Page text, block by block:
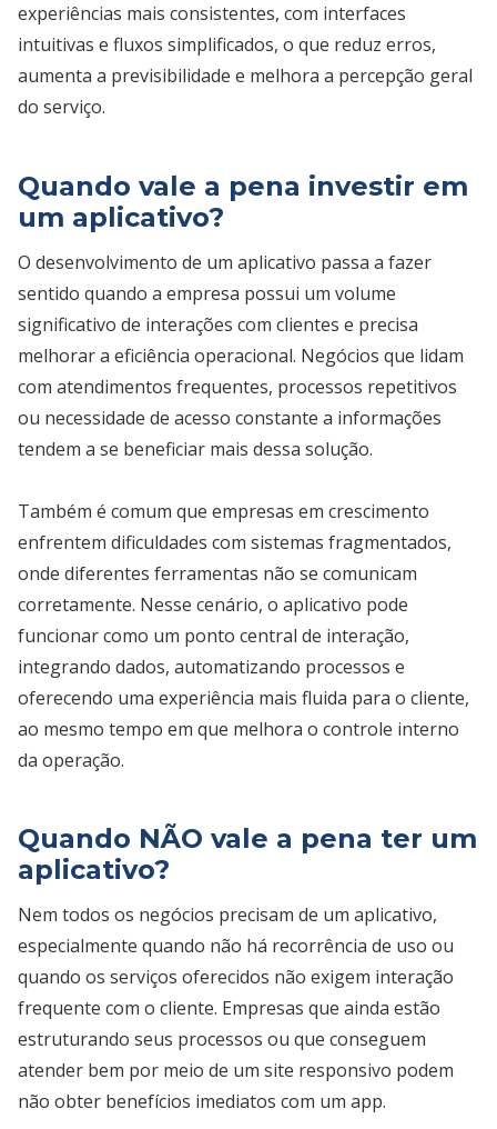
experiências mais consistentes, com interfaces
intuitivas e fluxos simplificados, o que reduz erros,
aumenta a previsibilidade e melhora a percepção geral
do serviço.
Quando vale a pena investir em
um aplicativo?
O desenvolvimento de um aplicativo passa a fazer
sentido quando a empresa possui um volume
significativo de interações com clientes e precisa
melhorar a eficiência operacional. Negócios que lidam
com atendimentos frequentes, processos repetitivos
ou necessidade de acesso constante a informações
tendem a se beneficiar mais dessa solução.
Também é comum que empresas em crescimento
enfrentem dificuldades com sistemas fragmentados,
onde diferentes ferramentas não se comunicam
corretamente. Nesse cenário, o aplicativo pode
funcionar como um ponto central de interação,
integrando dados, automatizando processos e
oferecendo uma experiência mais fluida para o cliente,
ao mesmo tempo em que melhora o controle interno
da operação.
Quando NÃO vale a pena ter um
aplicativo?
Nem todos os negócios precisam de um aplicativo,
especialmente quando não há recorrência de uso ou
quando os serviços oferecidos não exigem interação
frequente com o cliente. Empresas que ainda estão
estruturando seus processos ou que conseguem
atender bem por meio de um site responsivo podem
não obter benefícios imediatos com um app.